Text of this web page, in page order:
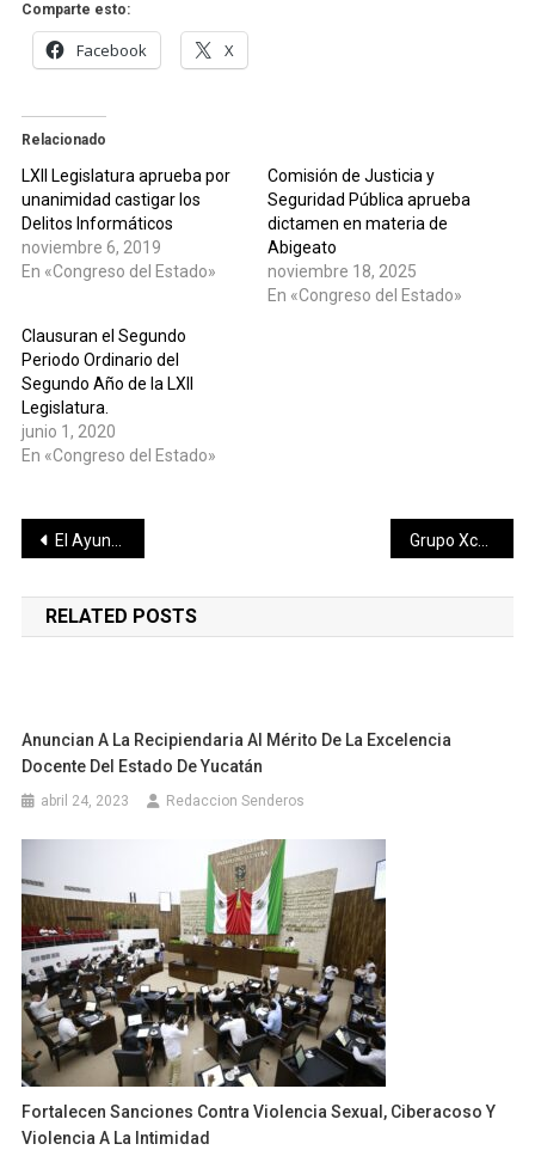
Comparte esto:
Facebook X
Relacionado
LXII Legislatura aprueba por
unanimidad castigar los
Delitos Informáticos
noviembre 6, 2019
En «Congreso del Estado»
Comisión de Justicia y
Seguridad Pública aprueba
dictamen en materia de
Abigeato
noviembre 18, 2025
En «Congreso del Estado»
Clausuran el Segundo
Periodo Ordinario del
Segundo Año de la LXII
Legislatura.
junio 1, 2020
En «Congreso del Estado»
Navegación
de
entradas
El Ayuntamiento de Umán se suma al paro Nacional “Un Día Sin Nosotras”
RELATED POSTS
Anuncian A La Recipiendaria Al Mérito De La Excelencia
Docente Del Estado De Yucatán
abril 24, 2023 Redaccion Senderos
Fortalecen Sanciones Contra Violencia Sexual, Ciberacoso Y
Violencia A La Intimidad